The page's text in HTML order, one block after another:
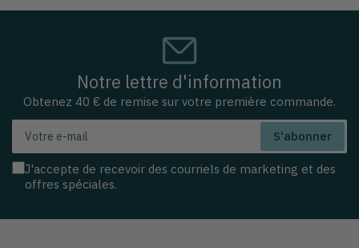
Notre lettre d'information
Obtenez 40 € de remise sur votre première commande.
mail
S'abonner
J'accepte de recevoir des courriels de marketing et des
offres spéciales.